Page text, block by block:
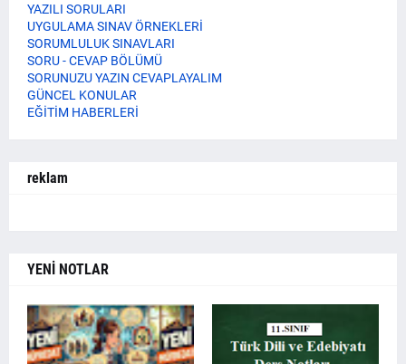
YAZILI SORULARI
UYGULAMA SINAV ÖRNEKLERİ
SORUMLULUK SINAVLARI
SORU - CEVAP BÖLÜMÜ
SORUNUZU YAZIN CEVAPLAYALIM
GÜNCEL KONULAR
EĞİTİM HABERLERİ
reklam
YENİ NOTLAR